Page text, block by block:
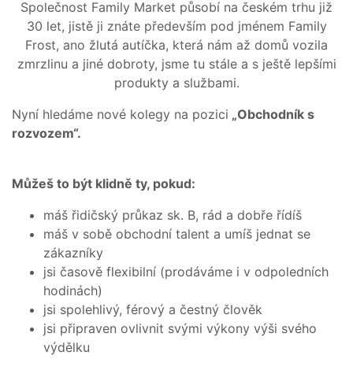
PEČIVO
OSTATNÍ
AKČNÍ
GRILOVÁNÍ
NAKOUPIT?
HLUBOKÉ
ZAMRAZENÍ
KARIÉRA
RECEPTY
O
NÁS
Společnost Family Market působí na českém trhu již
30 let, jistě ji znáte především pod jménem Family
Frost, ano žlutá autíčka, která nám až domů vozila
zmrzlinu a jiné dobroty, jsme tu stále a s ještě lepšími
produkty a službami.
Nyní hledáme nové kolegy na pozici „Obchodník s
rozvozem“.
Můžeš to být klidně ty, pokud:
máš řidičský průkaz sk. B, rád a dobře řídíš
máš v sobě obchodní talent a umíš jednat se
zákazníky
jsi časově flexibilní (prodáváme i v odpoledních
hodinách)
jsi spolehlivý, férový a čestný člověk
jsi připraven ovlivnit svými výkony výši svého
výdělku